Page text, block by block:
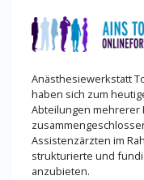
Anästhesiewerkstatt
haben sich zum
Abteilungen mehrerer
Assistenzärzten im
strukturierte und
anzubieten.